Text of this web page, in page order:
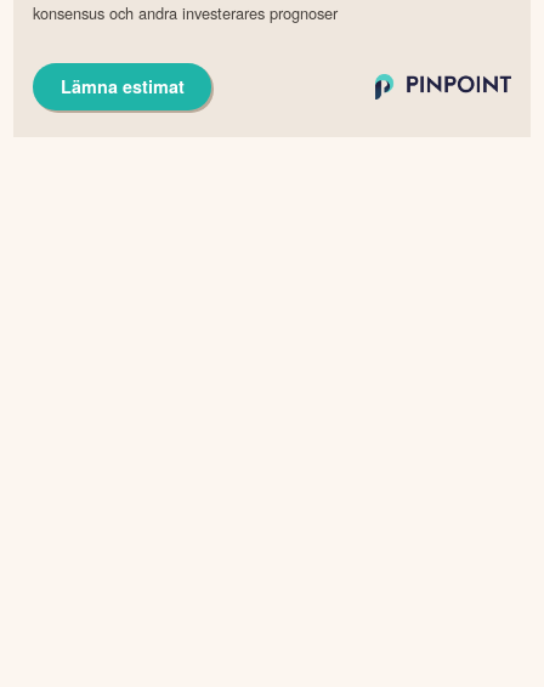
konsensus och andra investerares prognoser
Lämna estimat